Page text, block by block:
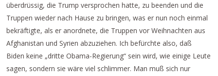
überdrüssig, die Trump versprochen hatte, zu beenden und die
Truppen wieder nach Hause zu bringen, was er nun noch einmal
bekräftigte, als er anordnete, die Truppen vor Weihnachten aus
Afghanistan und Syrien abzuziehen. Ich befürchte also, daß
Biden keine „dritte Obama-Regierung“ sein wird, wie einige Leute
sagen, sondern sie wäre viel schlimmer. Man muß sich nur